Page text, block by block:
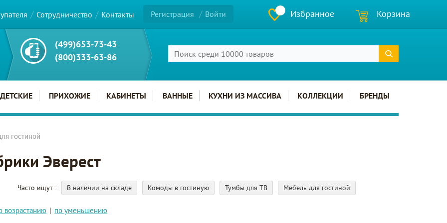
Сотрудничество Контакты Регистрация Войти Избранное Корзина
(499)653-73-43
(800)333-63-86
ДЕТСКИЕ ПРИХОЖИЕ КАБИНЕТЫ ВАННЫЕ КУХНИ ИЗ МАССИВА КОЛЛЕКЦИИ БРЕНДЫ
гостиной
Эверест
Часто ищут В наличии на складе Комоды в гостиную Тумбы для ТВ Мебель для гостиной
возрастанию | по уменьшению